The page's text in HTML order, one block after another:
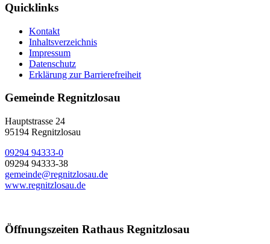
Quicklinks
Kontakt
Inhaltsverzeichnis
Impressum
Datenschutz
Erklärung zur Barrierefreiheit
Gemeinde Regnitzlosau
Hauptstrasse 24
95194 Regnitzlosau
09294 94333-0
09294 94333-38
gemeinde@regnitzlosau.de
www.regnitzlosau.de
Öffnungszeiten Rathaus Regnitzlosau